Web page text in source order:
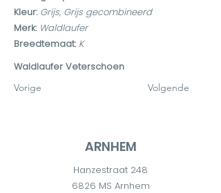
Kleur:Grijs, Grijs gecombineerd
Merk:Waldlaufer
Breedtemaat: K
Waldlaufer Veterschoen
Vorige Volgende
ARNHEM
Hanzestraat 248
6826 MS Arnhem